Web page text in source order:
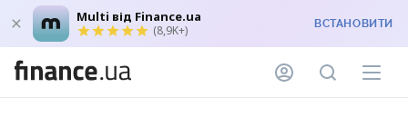
Multi від Finance.ua
(8,9K+) ВСТАНОВИТИ